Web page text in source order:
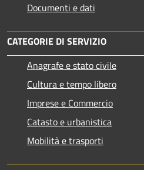
Documenti e dati
CATEGORIE DI SERVIZIO
Anagrafe e stato civile
Cultura e tempo libero
Imprese e Commercio
Catasto e urbanistica
Mobilità e trasporti